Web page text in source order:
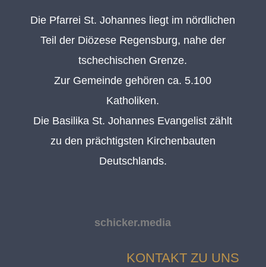
Die Pfarrei St. Johannes liegt im nördlichen
Teil der Diözese Regensburg, nahe der
tschechischen Grenze.
Zur Gemeinde gehören ca. 5.100
Katholiken.
Die Basilika St. Johannes Evangelist zählt
zu den prächtigsten Kirchenbauten
Deutschlands.
schicker.media
KONTAKT ZU UNS